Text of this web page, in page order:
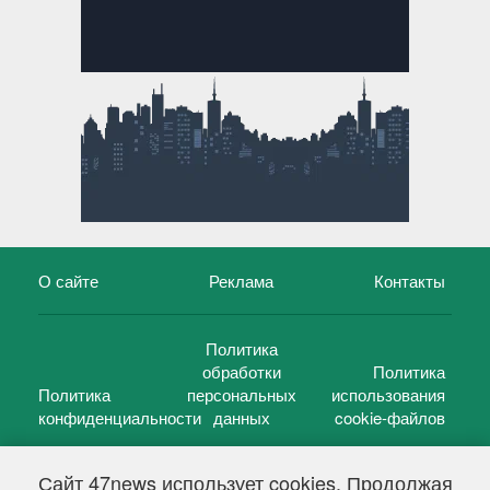
Сайт 47news использует cookies. Продолжая
О сайте Реклама Контакты
Политика
конфиденциальности
Политика
обработки
персональных
данных
Политика
использования
cookie-файлов